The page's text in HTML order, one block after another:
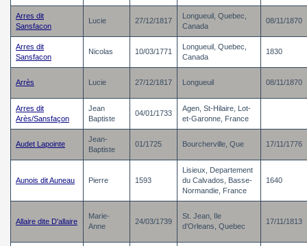
Arres dit
Sansfacon
Lucie 27/12/1817
Longueuil, Quebec,
Canada
08/11/1870
Arres dit
Sansfacon
Nicolas 10/03/1771
Longueuil, Quebec,
Canada
1830
Arrès Lucie 27/12/1817 Longueuil 08/11/1870
Arres dit
Arès/Sansfaçon
Jean
Baptiste
04/01/1733
Agen, St-Hilaire, Lot-
et-Garonne, France
Audet Lapointe
Jean-
Baptiste
01/1725 Bourcherville, Que 17/11/1776
Aunois dit Auneau Pierre 1593
Lisieux, Departement
du Calvados, Basse-
Normandie, France
1640
Allaire dite D'allaire
Marie-
Anne
24/03/1739
St. Jean, Ile
d'Orleans, Quebec
17/11/1813